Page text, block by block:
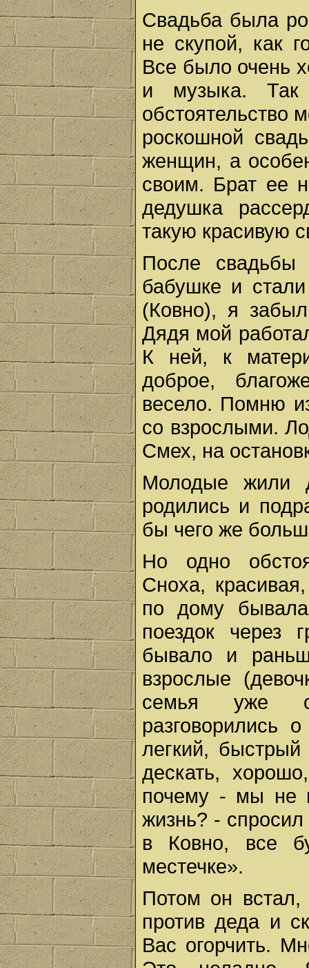
Свадьба была
не скупой, как
Все было очень
и музыка. Так
обстоятельство
роскошной
женщин, а
своим. Брат ее
дедушка
такую красивую
После
бабушке и
(Ковно), я
Дядя мой
К ней, к
доброе,
весело. Помню
со взрослыми.
Смех, на
Молодые жили
родились и
бы чего же
Но одно
Сноха,
по дому
поездок через
бывало и
взрослые
семья уже
разговорились
легкий,
дескать,
почему - мы не
жизнь? -
в Ковно, все
местечке».
Потом он встал,
против деда и
Вас огорчить.